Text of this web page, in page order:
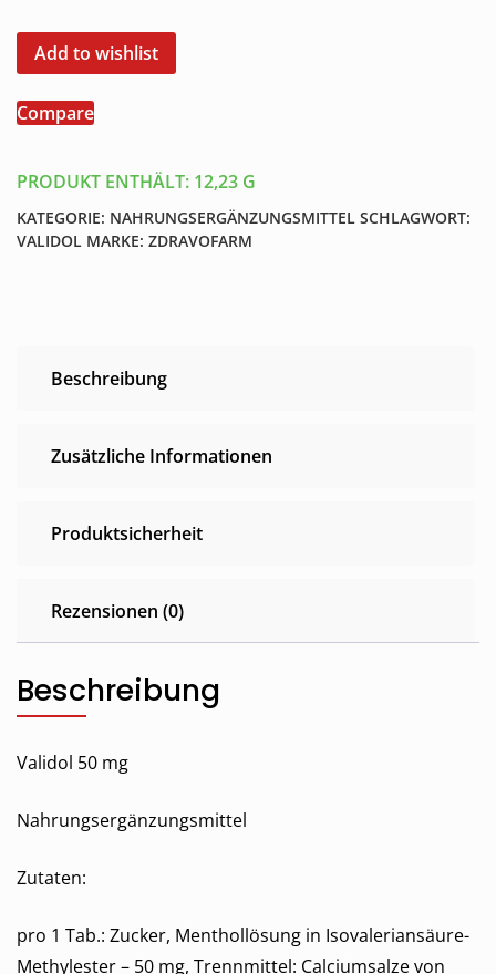
Menge
Add to wishlist
Compare
PRODUKT ENTHÄLT: 12,23 G
KATEGORIE: NAHRUNGSERGÄNZUNGSMITTEL SCHLAGWORT:
VALIDOL MARKE: ZDRAVOFARM
Beschreibung
Zusätzliche Informationen
Produktsicherheit
Rezensionen (0)
Beschreibung
Validol 50 mg
Nahrungsergänzungsmittel
Zutaten:
pro 1 Tab.: Zucker, Menthollösung in Isovaleriansäure-
Methylester – 50 mg, Trennmittel: Calciumsalze von